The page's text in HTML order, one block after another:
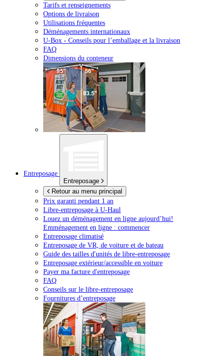
Tarifs et renseignements
Options de livraison
Utilisations fréquentes
Déménagements internationaux
U-Box - Conseils pour l’emballage et la livraison
FAQ
Dimensions du conteneur
Entreposage
Entreposage
Retour au menu principal
Prix garanti pendant 1 an
Libre-entreposage à U-Haul
Louez un déménagement en ligne aujourd’hui!
Emménagement en ligne : commencer
Entreposage climatisé
Entreposage de VR, de voiture et de bateau
Guide des tailles d'unités de libre-entreposage
Entreposage extérieur/accessible en voiture
Payer ma facture d'entreposage
FAQ
Conseils sur le libre-entreposage
Fournitures d’entreposage